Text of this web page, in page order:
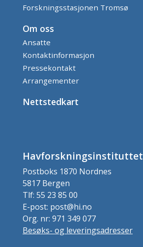
Forskningsstasjonen Tromsø
Om oss
Ansatte
Kontaktinformasjon
Pressekontakt
Arrangementer
Nettstedkart
Havforskningsinstituttet
Postboks 1870 Nordnes
5817 Bergen
Tlf: 55 23 85 00
E-post: post@hi.no
Org. nr: 971 349 077
Besøks- og leveringsadresser